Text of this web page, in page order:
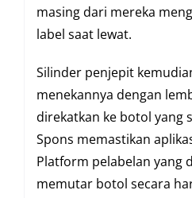
masing dari mereka
label saat lewat.
Silinder penjepit
menekannya dengan
direkatkan ke botol yang
Spons memastikan
Platform pelabelan yang
memutar botol secara